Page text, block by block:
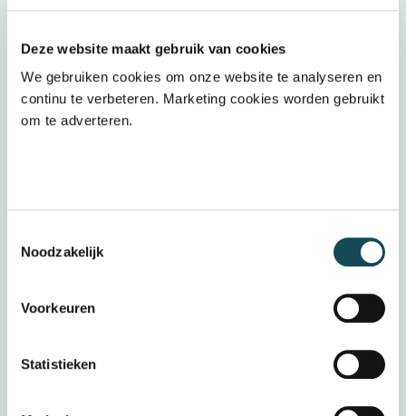
Deze website maakt gebruik van cookies
We gebruiken cookies om onze website te analyseren en
continu te verbeteren. Marketing cookies worden gebruikt
om te adverteren.
Noodzakelijk
Voorkeuren
Statistieken
arbeidsmarkt. De sfeer binnen het kantoor
en onze praktijken is informeel. Je kan bij
iedereen binnen stappen voor advies. Ik
ben trots om onderdeel te zijn van deze
organisatie! “
collega's